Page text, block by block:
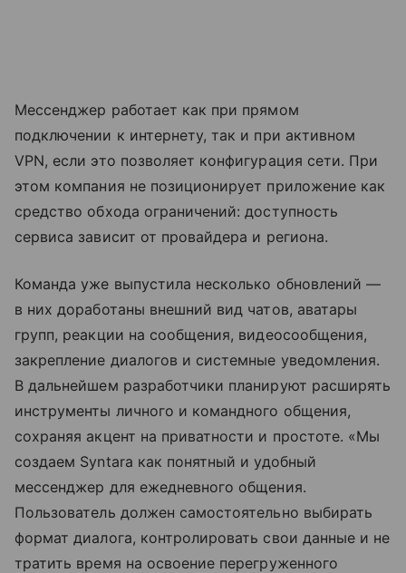
Мессенджер работает как при прямом
подключении к интернету, так и при активном
VPN, если это позволяет конфигурация сети. При
этом компания не позиционирует приложение как
средство обхода ограничений: доступность
сервиса зависит от провайдера и региона.
Команда уже выпустила несколько обновлений —
в них доработаны внешний вид чатов, аватары
групп, реакции на сообщения, видеосообщения,
закрепление диалогов и системные уведомления.
В дальнейшем разработчики планируют расширять
инструменты личного и командного общения,
сохраняя акцент на приватности и простоте. «Мы
создаем Syntara как понятный и удобный
мессенджер для ежедневного общения.
Пользователь должен самостоятельно выбирать
формат диалога, контролировать свои данные и не
тратить время на освоение перегруженного